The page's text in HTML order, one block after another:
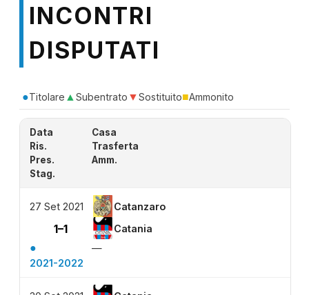
INCONTRI
DISPUTATI
●Titolare ▲Subentrato ▼Sostituito■Ammonito
Data
Casa
Ris.
Trasferta
Pres.
Amm.
Stag.
27 Set 2021 Catanzaro
1–1 Catania
●
—
2021-2022